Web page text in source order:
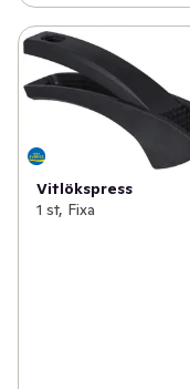
Vitlökspress
1 st, Fixa